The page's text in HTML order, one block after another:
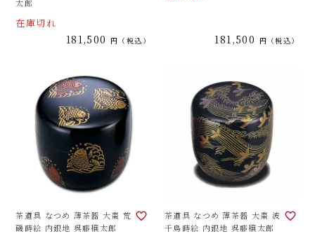
太郎
在庫切れ
181,500 税込 181,500 税込
茶道具 なつめ 薄茶器 大棗 荒
磯蒔絵 内銀地 呉藤穣太郎
茶道具 なつめ 薄茶器 大棗 波
千鳥蒔絵 内銀地 呉藤穣太郎